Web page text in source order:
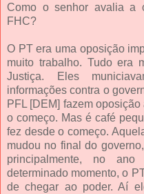
Como o senhor avalia a
FHC?
O PT era uma oposição
muito trabalho. Tudo era
Justiça. Eles
informações contra o
PFL [DEM] fazem
o começo. Mas é café
fez desde o começo.
mudou no final do
principalmente, no
determinado momento, o
de chegar ao poder. Aí